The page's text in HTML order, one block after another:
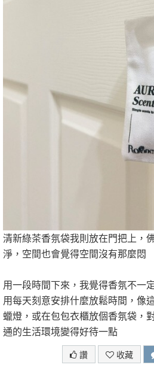
清新綠茶香氛袋我則放在門把上，
淨，空間也會覺得空間沒有那麼悶
用一段時間下來，我覺得香氛不一
用每天刻意安排什麼放鬆時間，像
蠟燈，或在包包衣櫃放個香氛袋，
通的生活環境變得好待一點
讚 收藏